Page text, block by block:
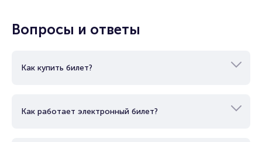
Вопросы и ответы
Как купить билет?
Как работает электронный билет?